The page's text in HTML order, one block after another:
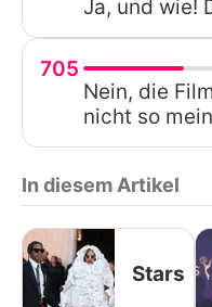
Ja, und wie!
705
Nein, die
nicht so
In diesem Artikel
Stars